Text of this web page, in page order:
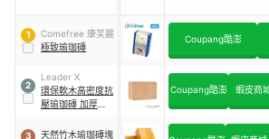
1
Comefree 康芙麗
極致瑜珈磚
Coupang酷澎
2
Leader X
環保軟木高密度抗
壓瑜珈磚 加厚加重
Coupang酷澎 蝦皮商
3
天然竹木瑜珈磚塊